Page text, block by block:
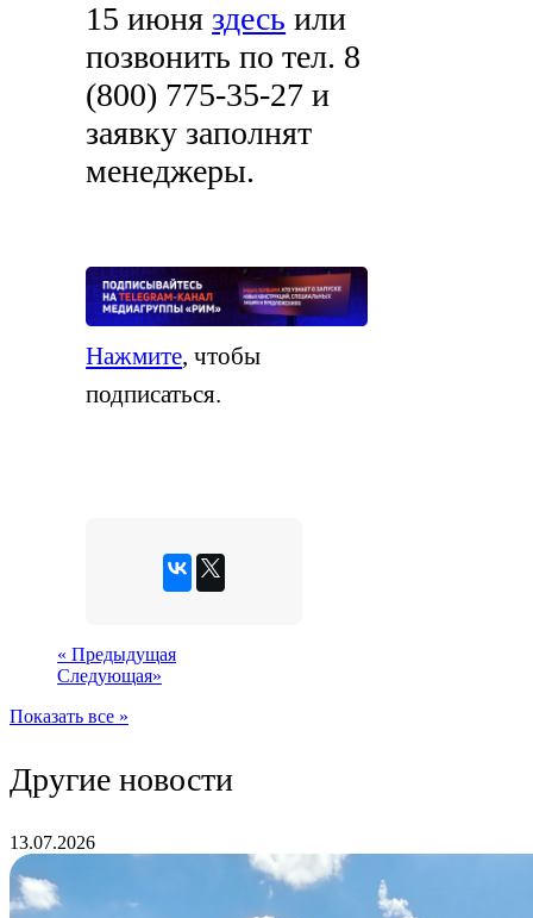
15 июняздесь или
позвонить по тел. 8
(800) 775-35-27 и
заявку заполнят
менеджеры.
Нажмите, чтобы
подписаться.
« Предыдущая
Следующая»
Показать все »
Другие новости
13.07.2026